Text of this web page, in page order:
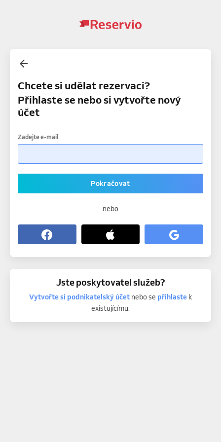
Chcete si udělat rezervaci?
Přihlaste se nebo si vytvořte nový
účet
Zadejte e-mail
Pokračovat
nebo
Jste poskytovatel služeb?
Vytvořte si podnikatelský účetnebo se přihlastek
existujícímu.